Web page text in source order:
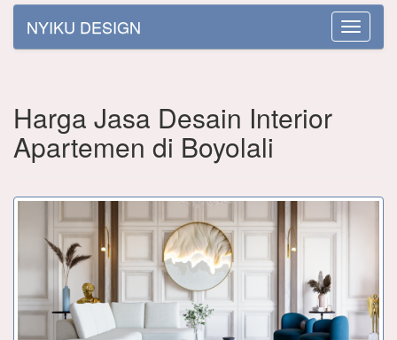
Toggle
NYIKU DESIGN
Harga Jasa Desain Interior
Apartemen di Boyolali